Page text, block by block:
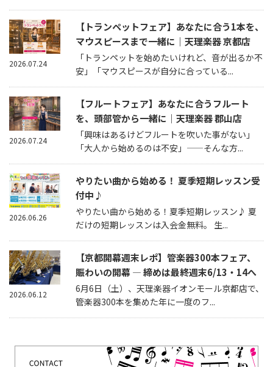
【トランペットフェア】あなたに合う1本を、
マウスピースまで一緒に｜天理楽器 京都店
「トランペットを始めたいけれど、音が出るか不
安」「マウスピースが自分に合っている...
2026.07.24
【フルートフェア】あなたに合うフルート
を、頭部管から一緒に｜天理楽器 郡山店
「興味はあるけどフルートを吹いた事がない」
「大人から始めるのは不安」——そんな方...
2026.07.24
やりたい曲から始める！ 夏季短期レッスン受
付中♪
やりたい曲から始める！夏季短期レッスン♪ 夏
だけの短期レッスンは入会金無料。 生...
2026.06.26
【京都開幕週末レポ】管楽器300本フェア、
賑わいの開幕 — 締めは最終週末6/13・14へ
6月6日（土）、天理楽器イオンモール京都店で、
管楽器300本を集めた年に一度のフ...
2026.06.12